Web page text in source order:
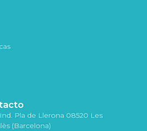
Pla de Llerona 08520 Les
(Barcelona)